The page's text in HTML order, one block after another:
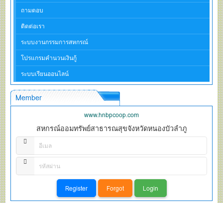
ถามตอบ
ติดต่อเรา
ระบบงานกรรมการสหกรณ์
โปรแกรมคำนวนเงินกู้
ระบบเรียนออนไลน์
Member
www.hnbpcoop.com
สหกรณ์ออมทรัพย์สาธารณสุขจังหวัดหนองบัวลำภู